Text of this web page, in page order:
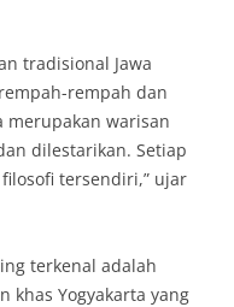
tradisional Jawa
rempah dan
merupakan warisan
dilestarikan. Setiap
tersendiri,” ujar
terkenal adalah
khas Yogyakarta yang